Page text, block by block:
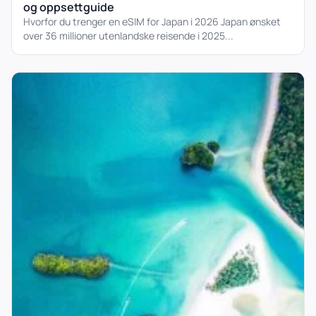
og oppsettguide
Hvorfor du trenger en eSIM for Japan i 2026 Japan ønsket
over 36 millioner utenlandske reisende i 2025...